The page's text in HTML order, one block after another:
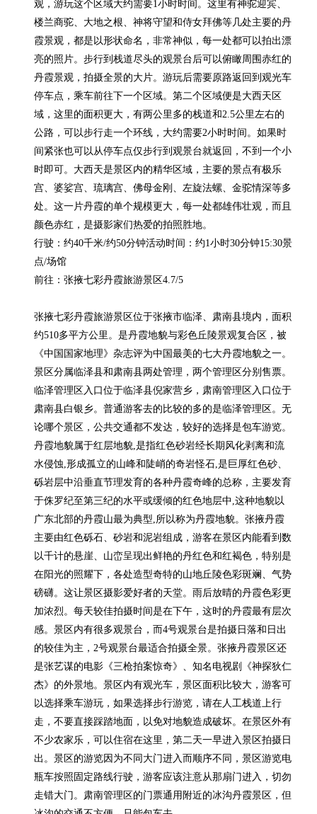
观，游玩这个区域大约需要1小时时间。这里有神驼迎宾、
楼兰商驼、大地之根、神将守望和侍女拜佛等几处主要的丹
霞景观，都是以形状命名，非常神似，每一处都可以拍出漂
亮的照片。步行到栈道尽头的观景台后可以俯瞰周围赤红的
丹霞景观，拍摄全景的大片。游玩后需要原路返回到观光车
停车点，乘车前往下一个区域。第二个区域便是大西天区
域，这里的面积更大，有两公里多的栈道和2.5公里左右的
公路，可以步行走一个环线，大约需要2小时时间。如果时
间紧张也可以从停车点仅步行到观景台就返回，不到一个小
时即可。大西天是景区内的精华区域，主要的景点有极乐
宫、婆娑宫、琉璃宫、佛母金刚、左旋法螺、金驼情深等多
处。这一片丹霞的单个规模更大，每一处都雄伟壮观，而且
颜色赤红，是摄影家们热爱的拍照胜地。
行驶：约40千米/约50分钟活动时间：约1小时30分钟15:30景
点/场馆
前往：张掖七彩丹霞旅游景区4.7/5
张掖七彩丹霞旅游景区位于张掖市临泽、肃南县境内，面积
约510多平方公里。是丹霞地貌与彩色丘陵景观复合区，被
《中国国家地理》杂志评为中国最美的七大丹霞地貌之一。
景区分属临泽县和肃南县两处管理，两个管理区分别售票。
临泽管理区入口位于临泽县倪家营乡，肃南管理区入口位于
肃南县白银乡。普通游客去的比较的多的是临泽管理区。无
论哪个景区，公共交通都不发达，较好的选择是包车游览。
丹霞地貌属于红层地貌,是指红色砂岩经长期风化剥离和流
水侵蚀,形成孤立的山峰和陡峭的奇岩怪石,是巨厚红色砂、
砾岩层中沿垂直节理发育的各种丹霞奇峰的总称，主要发育
于侏罗纪至第三纪的水平或缓倾的红色地层中,这种地貌以
广东北部的丹霞山最为典型,所以称为丹霞地貌。张掖丹霞
主要由红色砾石、砂岩和泥岩组成，游客在景区内能看到数
以千计的悬崖、山峦呈现出鲜艳的丹红色和红褐色，特别是
在阳光的照耀下，各处造型奇特的山地丘陵色彩斑斓、气势
磅礴。这让景区摄影爱好者的天堂。雨后放晴的丹霞色彩更
加浓烈。每天较佳拍摄时间是在下午，这时的丹霞最有层次
感。景区内有很多观景台，而4号观景台是拍摄日落和日出
的较佳为主，2号观景台最适合拍摄全景。张掖丹霞景区还
是张艺谋的电影《三枪拍案惊奇》、知名电视剧《神探狄仁
杰》的外景地。景区内有观光车，景区面积比较大，游客可
以选择乘车游玩，如果选择步行游览，请在人工栈道上行
走，不要直接踩踏地面，以免对地貌造成破坏。在景区外有
不少农家乐，可以住宿在这里，第二天一早进入景区拍摄日
出。景区的游览因为不同大门进入而顺序不同，景区游览电
瓶车按照固定路线行驶，游客应该注意从那扇门进入，切勿
走错大门。肃南管理区的门票通用附近的冰沟丹霞景区，但